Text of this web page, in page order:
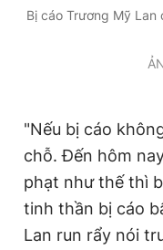
Bị cáo Trương Mỹ
"Nếu bị cáo
chỗ. Đến hôm
phạt như thế thì
tinh thần bị cáo
Lan run rẩy nói